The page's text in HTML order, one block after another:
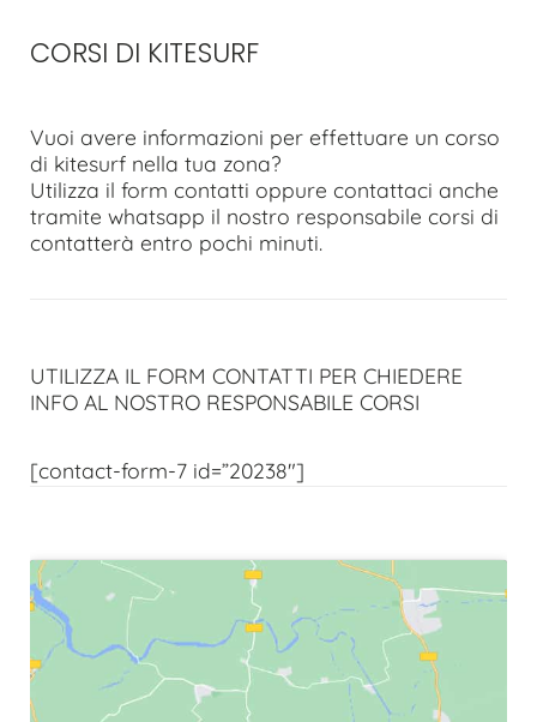
CORSI DI KITESURF
Vuoi avere informazioni per effettuare un corso
di kitesurf nella tua zona?
Utilizza il form contatti oppure contattaci anche
tramite whatsapp il nostro responsabile corsi di
contatterà entro pochi minuti.
UTILIZZA IL FORM CONTATTI PER CHIEDERE
INFO AL NOSTRO RESPONSABILE CORSI
[contact-form-7 id=”20238″]